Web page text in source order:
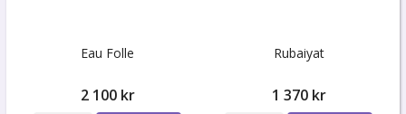
Eau Folle
2 100 kr
Rubaiyat
1 370 kr